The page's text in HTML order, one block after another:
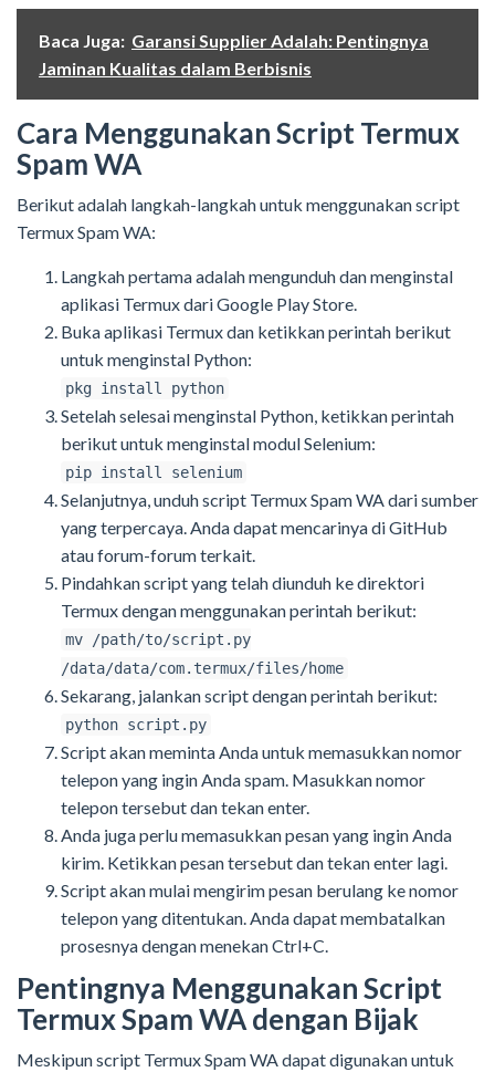
Baca Juga: Garansi Supplier Adalah: Pentingnya
Jaminan Kualitas dalam Berbisnis
Cara Menggunakan Script Termux
Spam WA
Berikut adalah langkah-langkah untuk menggunakan script
Termux Spam WA:
Langkah pertama adalah mengunduh dan menginstal
aplikasi Termux dari Google Play Store.
Buka aplikasi Termux dan ketikkan perintah berikut
untuk menginstal Python:
pkg install python
Setelah selesai menginstal Python, ketikkan perintah
berikut untuk menginstal modul Selenium:
pip install selenium
Selanjutnya, unduh script Termux Spam WA dari sumber
yang terpercaya. Anda dapat mencarinya di GitHub
atau forum-forum terkait.
Pindahkan script yang telah diunduh ke direktori
Termux dengan menggunakan perintah berikut:
mv /path/to/script.py
/data/data/com.termux/files/home
Sekarang, jalankan script dengan perintah berikut:
python script.py
Script akan meminta Anda untuk memasukkan nomor
telepon yang ingin Anda spam. Masukkan nomor
telepon tersebut dan tekan enter.
Anda juga perlu memasukkan pesan yang ingin Anda
kirim. Ketikkan pesan tersebut dan tekan enter lagi.
Script akan mulai mengirim pesan berulang ke nomor
telepon yang ditentukan. Anda dapat membatalkan
prosesnya dengan menekan Ctrl+C.
Pentingnya Menggunakan Script
Termux Spam WA dengan Bijak
Meskipun script Termux Spam WA dapat digunakan untuk